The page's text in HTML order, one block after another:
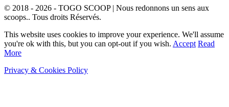
© 2018 - 2026 - TOGO SCOOP | Nous redonnons un sens aux
scoops.. Tous droits Réservés.
This website uses cookies to improve your experience. We'll assume
you're ok with this, but you can opt-out if you wish. Accept Read
More
Privacy & Cookies Policy